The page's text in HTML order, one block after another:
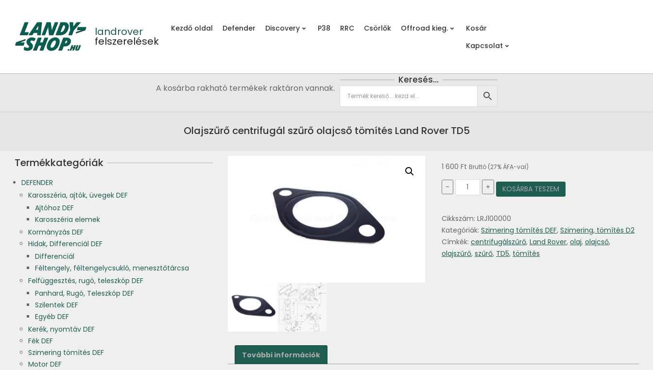
content
landrover
felszerelések
Kezdő oldal Defender Discovery P38 RRC Csörlők Offroad kieg.
Kosár
Kapcsolat
A kosárba rakható termékek raktáron vannak.
Keresés…
Olajszűrő centrifugál szűrő olajcső tömítés Land Rover TD5
1 600 Ft Bruttó (27% ÁFA-val)
-
Olajszűrő
centrifugál
tömítés
Land
Rover
TD5
mennyiség
+ KOSÁRBA TESZEM
Cikkszám: LRJ100000
Kategóriák: Szimering tömítés DEF, Szimering, tömítés D2
Címkék: centrifugálszűrő, Land Rover, olaj, olajcső,
olajszűrő, szűrő, TD5, tömítés
További információk
Termékkategóriák
DEFENDER
Karosszéria, ajtók, üvegek DEF
Ajtóhoz DEF
Karosszéria elemek
Kormányzás DEF
Hidak, Differenciál DEF
Differenciál
Féltengely, féltengelycsukló, menesztőtárcsa
Felfüggesztés, rugó, teleszkóp DEF
Panhard, Rugó, Teleszkóp DEF
Szilentek DEF
Egyéb DEF
Kerék, nyomtáv DEF
Fék DEF
Szimering tömítés DEF
Motor DEF